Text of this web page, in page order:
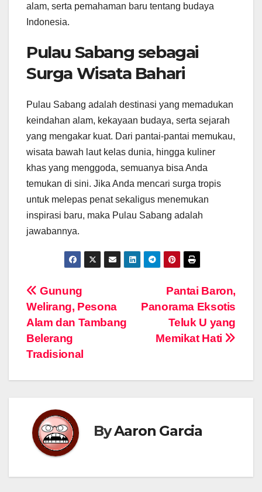
alam, serta pemahaman baru tentang budaya
Indonesia.
Pulau Sabang sebagai
Surga Wisata Bahari
Pulau Sabang adalah destinasi yang memadukan
keindahan alam, kekayaan budaya, serta sejarah
yang mengakar kuat. Dari pantai-pantai memukau,
wisata bawah laut kelas dunia, hingga kuliner
khas yang menggoda, semuanya bisa Anda
temukan di sini. Jika Anda mencari surga tropis
untuk melepas penat sekaligus menemukan
inspirasi baru, maka Pulau Sabang adalah
jawabannya.
Navigasi
pos
Pantai Baron,
Panorama Eksotis
Teluk U yang
Memikat Hati
Gunung
Welirang, Pesona
Alam dan Tambang
Belerang
Tradisional
ByAaron Garcia